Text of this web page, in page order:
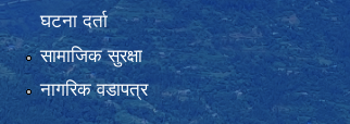
घटना दर्ता
सामाजिक सुरक्षा
नागरिक वडापत्र